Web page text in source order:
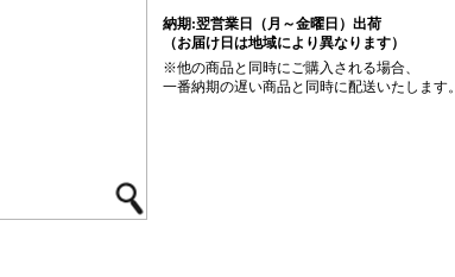
納期:翌営業日（月～金曜日）出荷
（お届け日は地域により異なります）
※他の商品と同時にご購入される場合、
一番納期の遅い商品と同時に配送いたします。